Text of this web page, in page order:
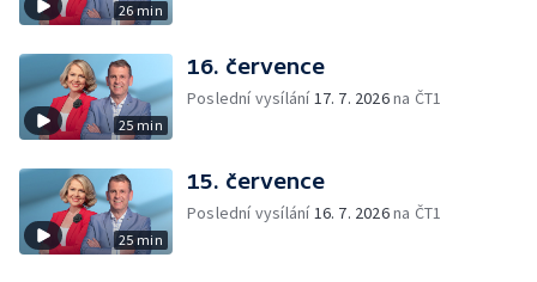
26 min
25 min
16. července
Poslední vysílání17. 7. 2026na ČT1
25 min
15. července
Poslední vysílání16. 7. 2026na ČT1